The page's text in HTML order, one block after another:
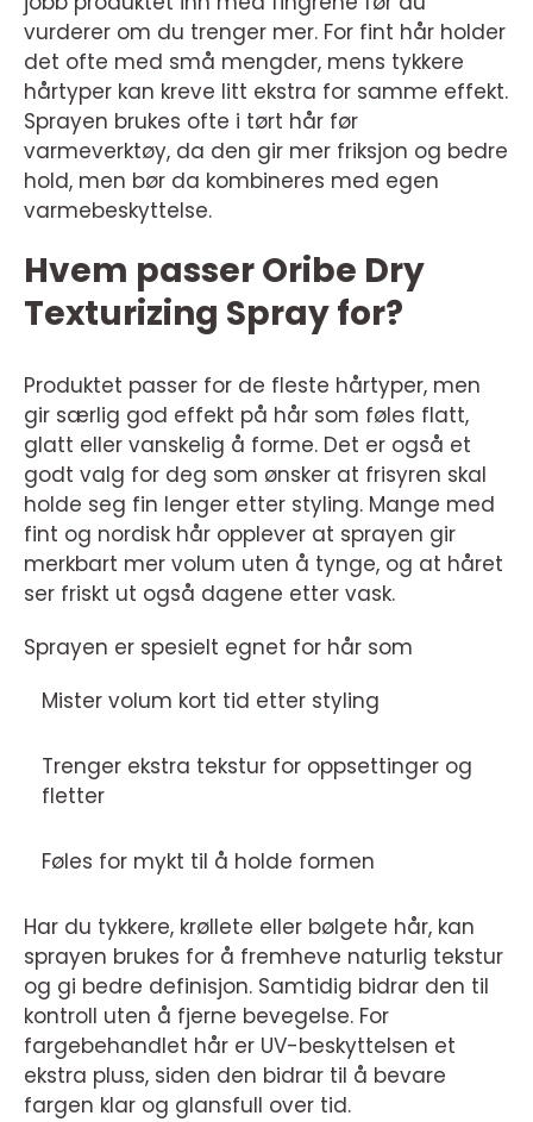
vurderer om du trenger mer. For fint hår holder
det ofte med små mengder, mens tykkere
hårtyper kan kreve litt ekstra for samme effekt.
Sprayen brukes ofte i tørt hår før
varmeverktøy, da den gir mer friksjon og bedre
hold, men bør da kombineres med egen
varmebeskyttelse.
Hvem passer Oribe Dry
Texturizing Spray for?
Produktet passer for de fleste hårtyper, men
gir særlig god effekt på hår som føles flatt,
glatt eller vanskelig å forme. Det er også et
godt valg for deg som ønsker at frisyren skal
holde seg fin lenger etter styling. Mange med
fint og nordisk hår opplever at sprayen gir
merkbart mer volum uten å tynge, og at håret
ser friskt ut også dagene etter vask.
Sprayen er spesielt egnet for hår som
Mister volum kort tid etter styling
Trenger ekstra tekstur for oppsettinger og
fletter
Føles for mykt til å holde formen
Har du tykkere, krøllete eller bølgete hår, kan
sprayen brukes for å fremheve naturlig tekstur
og gi bedre definisjon. Samtidig bidrar den til
kontroll uten å fjerne bevegelse. For
fargebehandlet hår er UV-beskyttelsen et
ekstra pluss, siden den bidrar til å bevare
fargen klar og glansfull over tid.